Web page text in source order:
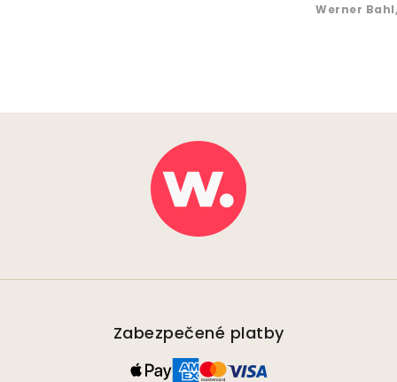
Werner Bahl
Zabezpečené platby